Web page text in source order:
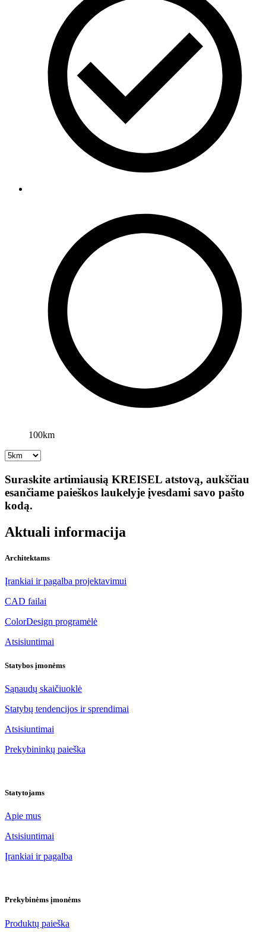
100km
Suraskite artimiausią KREISEL atstovą, aukščiau
esančiame paieškos laukelyje įvesdami savo pašto
kodą.
Aktuali informacija
Architektams
Įrankiai ir pagalba projektavimui
CAD failai
ColorDesign programėlė
Atsisiuntimai
Statybos įmonėms
Sąnaudų skaičiuoklė
Statybų tendencijos ir sprendimai
Atsisiuntimai
Prekybininkų paieška
Statytojams
Apie mus
Atsisiuntimai
Įrankiai ir pagalba
Prekybinėms įmonėms
Produktų paieška